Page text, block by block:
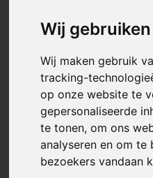
Wij
Wij maken gebruik
tracking-
op onze website te
gepersonaliseerde
te tonen, om ons
analyseren en om te
bezoekers vandaan
Slender
Artikelnummer:126339